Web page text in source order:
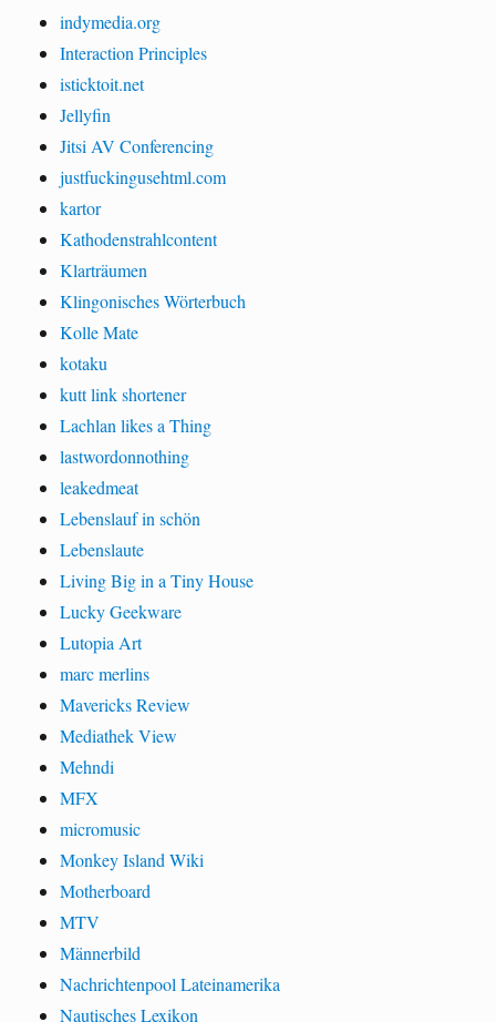
indymedia.org
Interaction Principles
isticktoit.net
Jellyfin
Jitsi AV Conferencing
justfuckingusehtml.com
kartor
Kathodenstrahlcontent
Klarträumen
Klingonisches Wörterbuch
Kolle Mate
kotaku
kutt link shortener
Lachlan likes a Thing
lastwordonnothing
leakedmeat
Lebenslauf in schön
Lebenslaute
Living Big in a Tiny House
Lucky Geekware
Lutopia Art
marc merlins
Mavericks Review
Mediathek View
Mehndi
MFX
micromusic
Monkey Island Wiki
Motherboard
MTV
Männerbild
Nachrichtenpool Lateinamerika
Nautisches Lexikon